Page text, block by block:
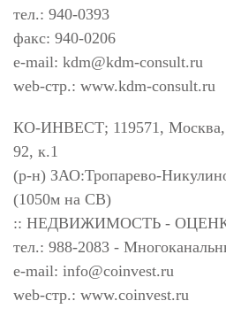
тел.: 940-0393
факс: 940-0206
e-mail: kdm@kdm-consult.ru
web-стр.: www.kdm-consult.ru
КО-ИНВЕСТ; 119571, Москва,
92, к.1
(р-н) ЗАО:Тропарево-
(1050м на СВ)
:: НЕДВИЖИМОСТЬ -
тел.: 988-2083 -
e-mail: info@coinvest.ru
web-стр.: www.coinvest.ru